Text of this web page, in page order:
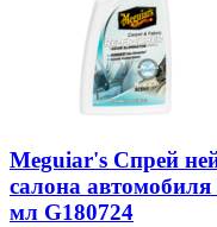
Meguiar's Спрей
салона
мл G180724